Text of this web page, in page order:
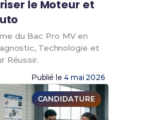
le Moteur et
du Bac Pro MV en
Technologie et
Réussir.
Publié le 4 mai 2026
CANDIDATURE